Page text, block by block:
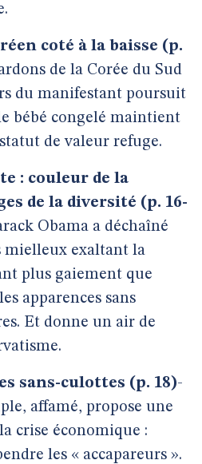
coté à la baisse (p.
de la Corée du Sud
du manifestant poursuit
bébé congelé maintient
de valeur refuge.
: couleur de la
de la diversité (p. 16-
Obama a déchaîné
mielleux exaltant la
plus gaiement que
apparences sans
Et donne un air de
sans-culottes (p. 18)-
affamé, propose une
crise économique :
les « accapareurs ».